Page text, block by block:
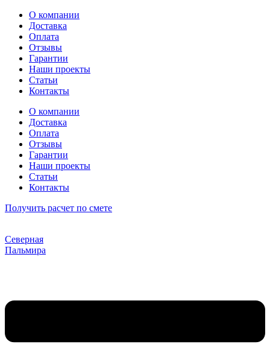
Перейти
содержимому
О компании
Доставка
Оплата
Отзывы
Гарантии
Наши проекты
Статьи
Контакты
О компании
Доставка
Оплата
Отзывы
Гарантии
Наши проекты
Статьи
Контакты
Получить расчет по смете
Северная
Пальмира